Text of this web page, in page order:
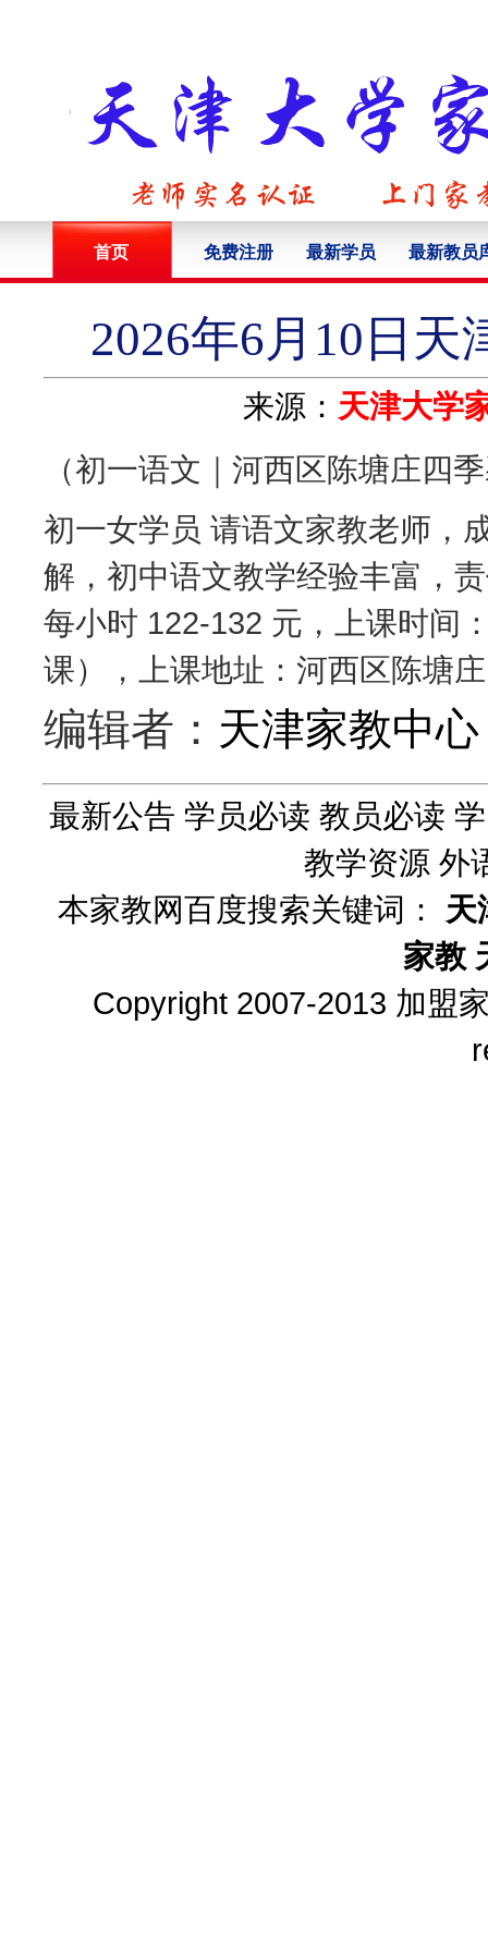
首页 免费注册 最新学员 最新教员
2026年6月10日
来源： 天津大学
（初一语文｜河西区陈塘庄四
初一女学员 请语文家教老师，
解，初中语文教学经验丰富，
每小时 122-132 元，上课时间
课），上课地址：河西区陈塘
编辑者： 天津家教中心
最新公告 学员必读 教员必读
教学资源 外
本家教网百度搜索关键词： 天
家教
Copyright 2007-2013 加盟